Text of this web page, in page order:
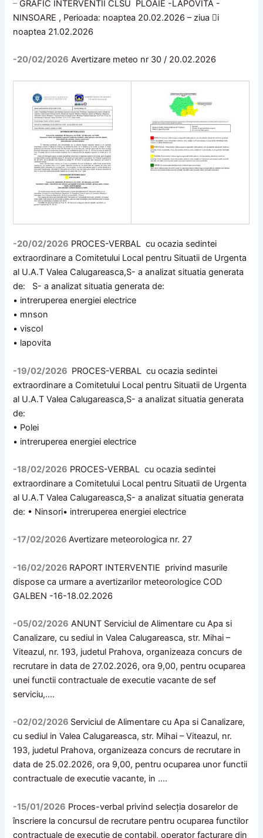
– GRAFIC INTERVENTII CLSU PLOAIE -LAPOVITA -
NINSOARE , Perioada: noaptea 20.02.2026 – ziua 􀀎i
noaptea 21.02.2026
-20/02/2026 Avertizare meteo nr 30 / 20.02.2026
-20/02/2026 PROCES-VERBAL cu ocazia sedintei
extraordinare a Comitetului Local pentru Situatii de Urgenta
al U.A.T Valea Calugareasca,S- a analizat situatia generata
de: S- a analizat situatia generata de:
• intreruperea energiei electrice
• mnson
• viscol
• lapovita
-19/02/2026 PROCES-VERBAL cu ocazia sedintei
extraordinare a Comitetului Local pentru Situatii de Urgenta
al U.A.T Valea Calugareasca,S- a analizat situatia generata
de:
• Polei
• intreruperea energiei electrice
-18/02/2026 PROCES-VERBAL cu ocazia sedintei
extraordinare a Comitetului Local pentru Situatii de Urgenta
al U.A.T Valea Calugareasca,S- a analizat situatia generata
de: • Ninsori• intreruperea energiei electrice
-17/02/2026Avertizare meteorologica nr. 27
-16/02/2026 RAPORT INTERVENTIE privind masurile
dispose ca urmare a avertizarilor meteorologice COD
GALBEN -16-18.02.2026
-05/02/2026 ANUNT Serviciul de Alimentare cu Apa si
Canalizare, cu sediul in Valea Calugareasca, str. Mihai –
Viteazul, nr. 193, judetul Prahova, organizeaza concurs de
recrutare in data de 27.02.2026, ora 9,00, pentru ocuparea
unei functii contractuale de executie vacante de sef
serviciu,….
-02/02/2026 Serviciul de Alimentare cu Apa si Canalizare,
cu sediul in Valea Calugareasca, str. Mihai – Viteazul, nr.
193, judetul Prahova, organizeaza concurs de recrutare in
data de 25.02.2026, ora 9,00, pentru ocuparea unor functii
contractuale de executie vacante, in ….
-15/01/2026 Proces-verbal privind selecția dosarelor de
înscriere la concursul de recrutare pentru ocuparea functilor
contractuale de execuție de contabil, operator facturare din